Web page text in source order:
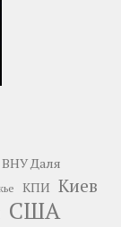
ВНУ Даля
КПИ Киев
США